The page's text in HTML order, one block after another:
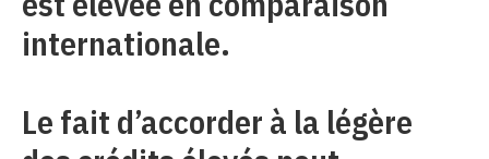
internationale.
Le fait d’accorder à la légère